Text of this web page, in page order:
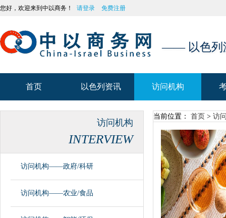
您好，欢迎来到中以商务！ 请登录 免费注册
—— 以色列
首页 以色列资讯 访问机构
访问机构
访问机构
INTERVIEW
访问机构——政府/科研
访问机构——农业/食品
当前位置： 首页 > 访